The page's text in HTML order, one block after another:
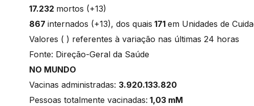
17.232 mortos (+13)
867 internados (+13), dos quais 171 em Unidades de
Valores ( ) referentes à variação nas últimas 24 horas
Fonte: Direção-Geral da Saúde
NO MUNDO
Vacinas administradas: 3.920.133.820
Pessoas totalmente vacinadas: 1,03 mM